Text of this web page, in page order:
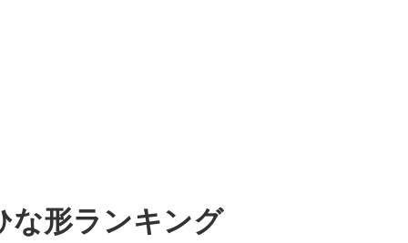
な形ランキング